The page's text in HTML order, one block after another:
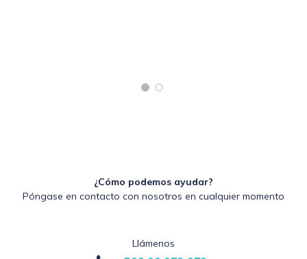
¿Cómo podemos ayudar?
Póngase en contacto con nosotros en cualquier momento
Llámenos